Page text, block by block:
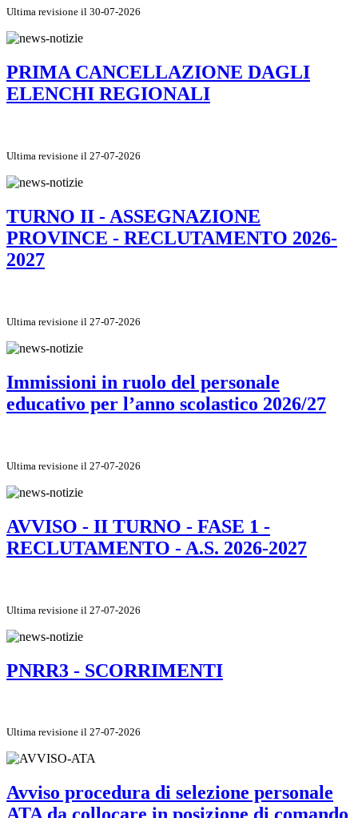
Ultima revisione il 30-07-2026
PRIMA CANCELLAZIONE DAGLI
ELENCHI REGIONALI
Ultima revisione il 27-07-2026
TURNO II - ASSEGNAZIONE
PROVINCE - RECLUTAMENTO 2026-
2027
Ultima revisione il 27-07-2026
Immissioni in ruolo del personale
educativo per l’anno scolastico 2026/27
Ultima revisione il 27-07-2026
AVVISO - II TURNO - FASE 1 -
RECLUTAMENTO - A.S. 2026-2027
Ultima revisione il 27-07-2026
PNRR3 - SCORRIMENTI
Ultima revisione il 27-07-2026
Avviso procedura di selezione personale